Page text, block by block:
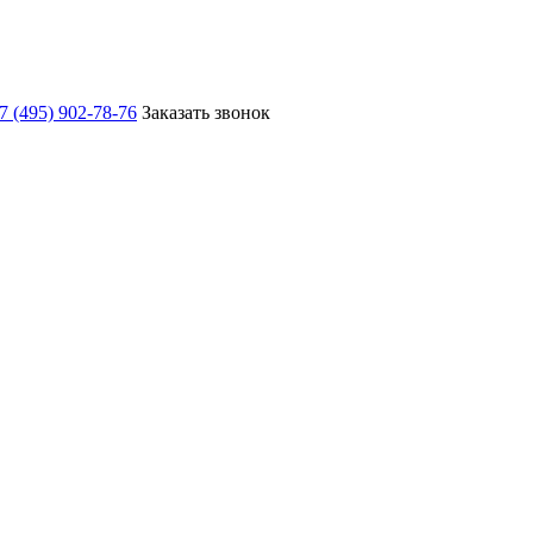
(495) 902-78-76 Заказать звонок